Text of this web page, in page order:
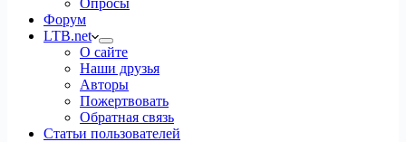
Опросы
Форум
LTB.net
О сайте
Наши друзья
Авторы
Пожертвовать
Обратная связь
Статьи пользователей